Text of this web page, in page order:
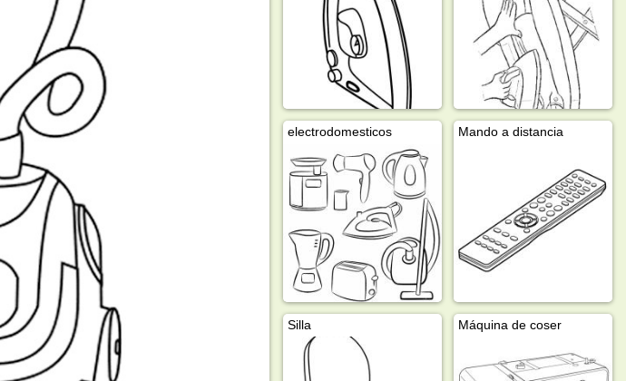
electrodomesticos Mando a distancia
Silla Máquina de coser